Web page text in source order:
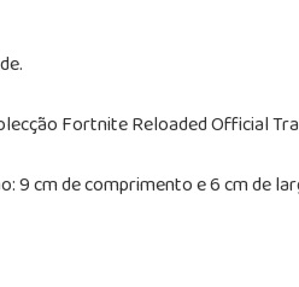
Fortnite Reloaded Official
9 cm de comprimento e 6 cm de